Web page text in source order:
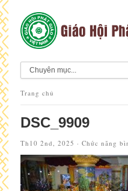
Trang chủ
DSC_9909
Th10 2nd, 2025 · Chức năng